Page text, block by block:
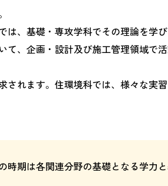
、基礎・専攻学科でその理論を学
、企画・設計及び施工管理領域で
れます。住環境科では、様々な実
期は各関連分野の基礎となる学力と